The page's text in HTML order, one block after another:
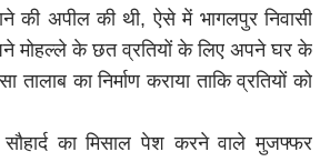
की अपील की थी, ऐसे में भागलपुर निवासी
मोहल्ले के छत व्रतियों के लिए अपने घर के
का निर्माण कराया ताकि व्रतियों को
का मिसाल पेश करने वाले मुजफ्फर